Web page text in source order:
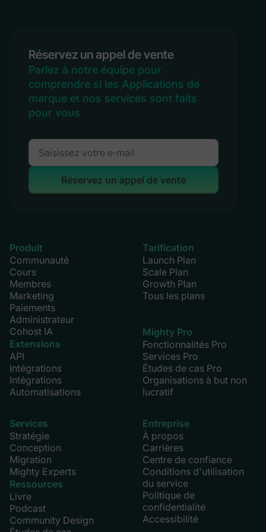
Réservez un appel de vente
Parlez à notre équipe pour
comprendre si les Applications de
marque et nos services sont faits
pour vous
Réservez un appel de vente
Produit
Communauté
Cours
Membres
Marketing
Paiements
Administrateur
Cohost IA
Extensions
API
Intégrations
Intégrations
Automatisations
Tarification
Launch Plan
Scale Plan
Growth Plan
Tous les plans
Mighty Pro
Fonctionnalités Pro
Services Pro
Études de cas Pro
Organisations à but non
lucratif
Services
Stratégie
Conception
Migration
Mighty Experts
Ressources
Livre
Podcast
Community Design
Entreprise
À propos
Carrières
Centre de confiance
Conditions d'utilisation
du service
Politique de
confidentialité
Accessibilité